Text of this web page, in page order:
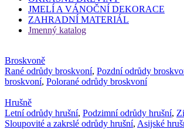
JMELÍ A VÁNOČNÍ DEKORACE
ZAHRADNÍ MATERIÁL
Jmenný katalog
Broskvoně
Rané odrůdy broskvoní, Pozdní odrůdy
broskvoní, Polorané odrůdy broskvoní
Hrušně
Letní odrůdy hrušní, Podzimní odrůdy hrušní,
Sloupovité a zakrslé odrůdy hrušní, Asijské